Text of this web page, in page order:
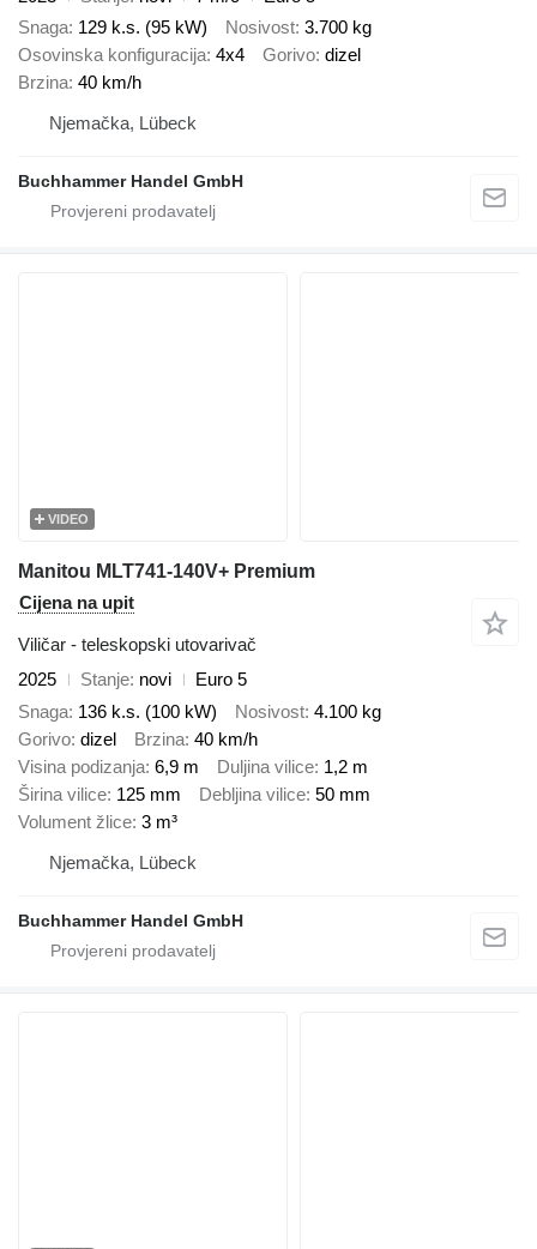
Snaga 129 k.s. (95 kW) Nosivost 3.700 kg
Osovinska konfiguracija 4x4 Gorivo dizel
Brzina 40 km/h
Njemačka, Lübeck
Buchhammer Handel GmbH
VIDEO
Manitou MLT741-140V+ Premium
Cijena na upit
Viličar - teleskopski utovarivač
2025
Stanje novi
Euro 5
Snaga 136 k.s. (100 kW) Nosivost 4.100 kg
Gorivo dizel Brzina 40 km/h
Visina podizanja 6,9 m Duljina vilice 1,2 m
Širina vilice 125 mm Debljina vilice 50 mm
Volument žlice 3 m³
Njemačka, Lübeck
Buchhammer Handel GmbH